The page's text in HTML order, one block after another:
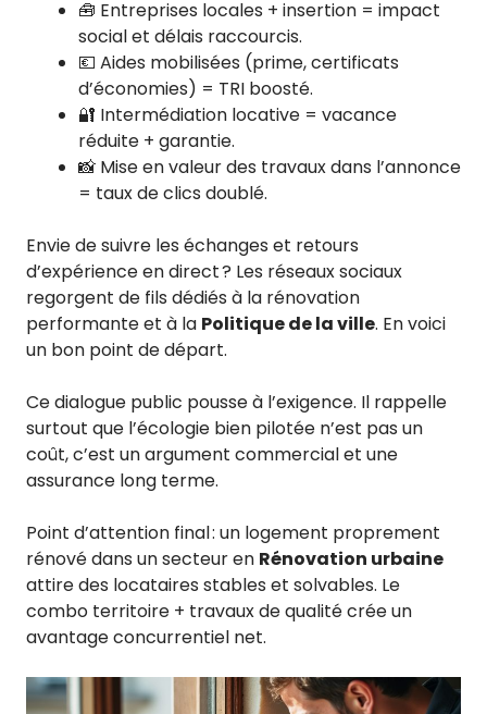
🧰 Entreprises locales + insertion = impact
social et délais raccourcis.
💶 Aides mobilisées (prime, certificats
d’économies) = TRI boosté.
🔐 Intermédiation locative = vacance
réduite + garantie.
📸 Mise en valeur des travaux dans l’annonce
= taux de clics doublé.
Envie de suivre les échanges et retours
d’expérience en direct ? Les réseaux sociaux
regorgent de fils dédiés à la rénovation
performante et à la Politique de la ville. En voici
un bon point de départ.
Ce dialogue public pousse à l’exigence. Il rappelle
surtout que l’écologie bien pilotée n’est pas un
coût, c’est un argument commercial et une
assurance long terme.
Point d’attention final : un logement proprement
rénové dans un secteur en Rénovation urbaine
attire des locataires stables et solvables. Le
combo territoire + travaux de qualité crée un
avantage concurrentiel net.